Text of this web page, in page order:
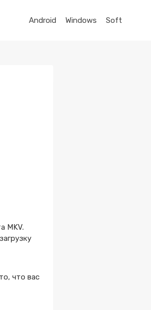
Android Windows Soft
MKV.
что вас